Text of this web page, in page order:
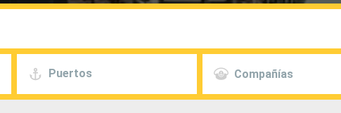
Puertos Compañías